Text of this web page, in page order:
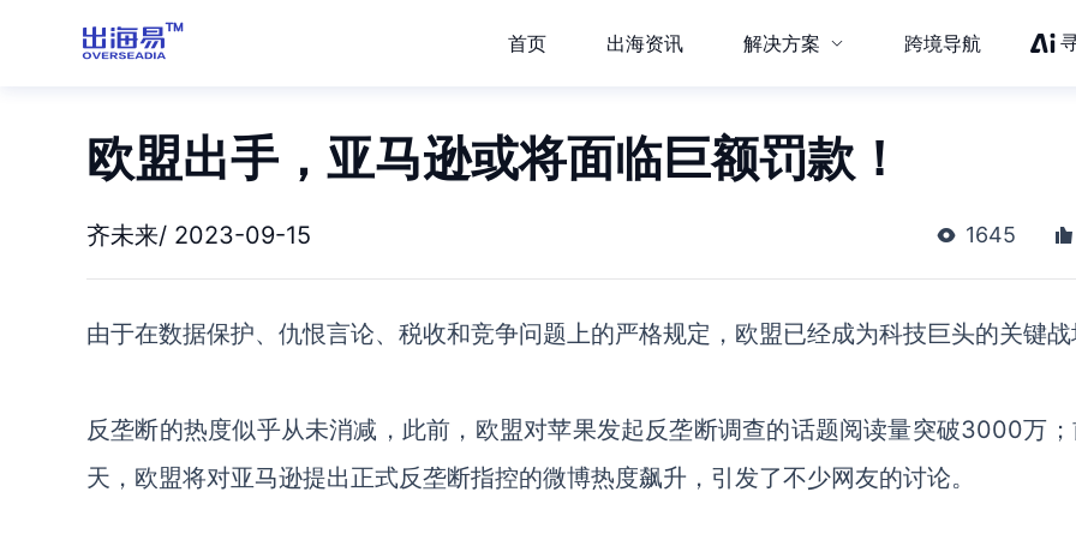
首页 出海资讯 解决方案 跨境导航
欧盟出手，亚马逊或将面临巨额罚款！
齐未来/ 2023-09-15 1645
由于在数据保护、仇恨言论、税收和竞争问题上的严格规定，欧盟已经成为科技巨头的关键战
反垄断的热度似乎从未消减，此前，欧盟对苹果发起反垄断调查的话题阅读量突破3000万；
天，欧盟将对亚马逊提出正式反垄断指控的微博热度飙升，引发了不少网友的讨论。